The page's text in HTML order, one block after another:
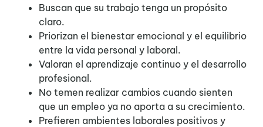
Buscan que su trabajo tenga un propósito
claro.
Priorizan el bienestar emocional y el equilibrio
entre la vida personal y laboral.
Valoran el aprendizaje continuo y el desarrollo
profesional.
No temen realizar cambios cuando sienten
que un empleo ya no aporta a su crecimiento.
Prefieren ambientes laborales positivos y